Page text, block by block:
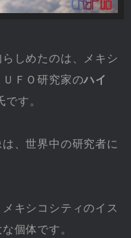
しめたのは、メキシ
ＦＯ研究家のハイ
です。
、世界中の研究者に
キシコシティのイス
個体です。